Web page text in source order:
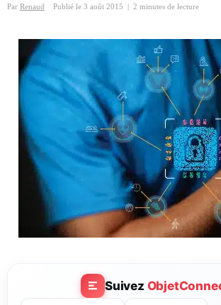
Par Renaud Publié le 3 août 2015 2 minutes de lecture
Suivez